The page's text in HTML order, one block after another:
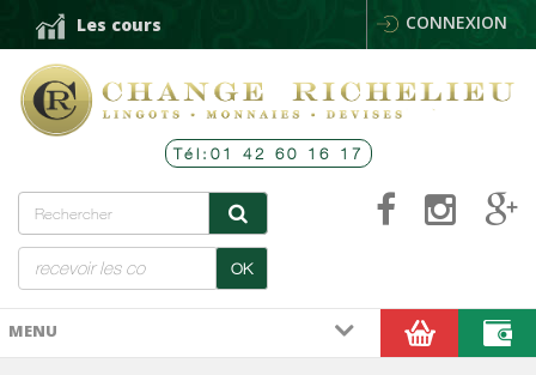
CONNEXION
Les cours
Tél:01 42 60 16 17
OK
MENU